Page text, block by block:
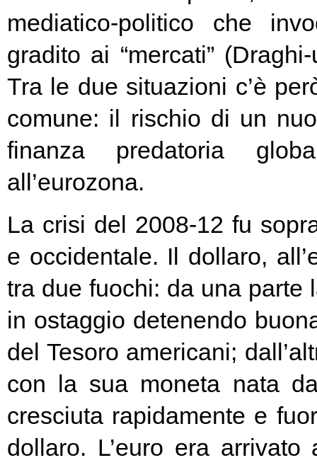
mediatico-politico che
gradito ai “mercati”
Tra le due situazioni c’è
comune: il rischio di un
finanza predatoria
all’eurozona.
La crisi del 2008-12 fu
e occidentale. Il dollaro,
tra due fuochi: da una parte
in ostaggio detenendo
del Tesoro americani;
con la sua moneta nata
cresciuta rapidamente e
dollaro. L’euro era